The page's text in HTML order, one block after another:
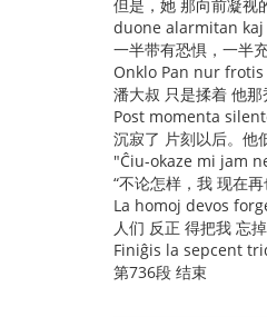
但是，她 那向前凝视
duone alarmitan
一半带有恐惧，一半
Onklo Pan nur
潘大叔 只是揉着 他那
Post momenta
沉寂了 片刻以后。他
"Ĉiu-okaze mi jam
“不论怎样，我 现在
La homoj devos
人们 反正 得把我 忘
Finiĝis la sepcent
第736段 结束